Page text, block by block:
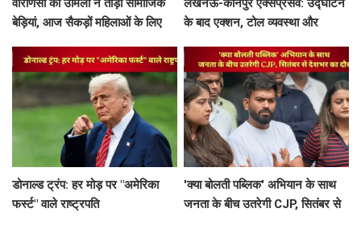
वाराणसी की उर्मिला ने तोड़ी सामाजिक
बेड़ियां, आज सैकड़ों महिलाओं के लिए
लखनऊ-कानपुर एक्सप्रेसवे: उद्घाटन
के बाद एक्शन, टोल व्यवस्था और
डोनाल्ड ट्रंप: हर मोड़ पर "अमेरिका
फर्स्ट" वाले राष्ट्रपति
'क्या बोलती पब्लिक' अभियान के साथ
जनता के बीच उतरेगी CJP, सितंबर से